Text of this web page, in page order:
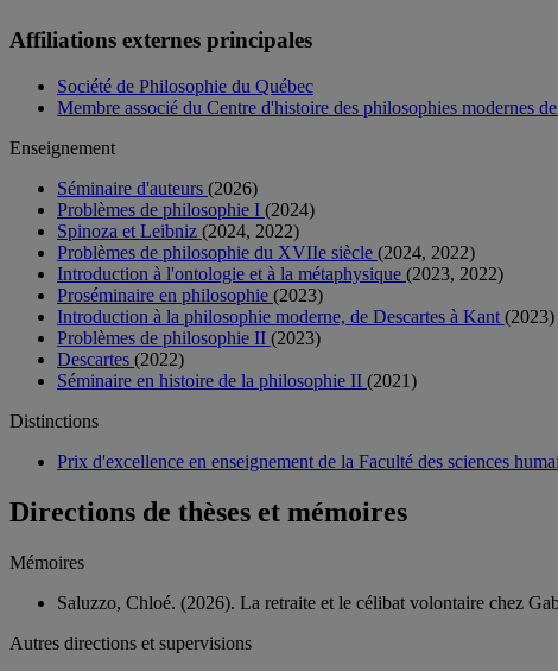
Affiliations externes principales
Société de Philosophie du Québec
Membre associé du Centre d'histoire des philosophies modernes
Enseignement
Séminaire d'auteurs (2026)
Problèmes de philosophie I (2024)
Spinoza et Leibniz (2024, 2022)
Problèmes de philosophie du XVIIe siècle (2024, 2022)
Introduction à l'ontologie et à la métaphysique (2023, 2022)
Proséminaire en philosophie (2023)
Introduction à la philosophie moderne, de Descartes à Kant (2023)
Problèmes de philosophie II (2023)
Descartes (2022)
Séminaire en histoire de la philosophie II (2021)
Distinctions
Prix d'excellence en enseignement de la Faculté des sciences
Directions de thèses et mémoires
Mémoires
Saluzzo, Chloé. (2026). La retraite et le célibat volontaire chez
Autres directions et supervisions